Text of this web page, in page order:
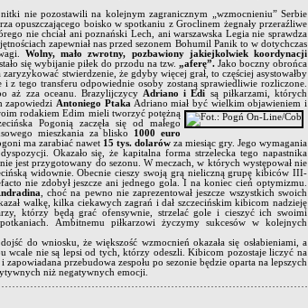
nie pozostawili na kolejnym zagranicznym „wzmocnieniu” Serbie
opuszczającego boisko w spotkaniu z Groclinem żegnały przeraźliwe
nie chciał ani poznański Lech, ani warszawska Legia nie sprawdza
zapewniał nas przed sezonem Bohumil Panik to w dotychczas
Wolny, mało zwrotny, pozbawiony jakiejkolwiek koordynacji
się wybijanie piłek do przodu na tzw. „aferę”. Jako boczny obrońca
stwierdzenie, że gdyby więcej grał, to częściej asystowałby
z tego transferu odpowiednie osoby zostaną sprawiedliwie rozliczone.
aż zza oceanu. Brazylijczycy Adriano i Edi są piłkarzami, których
zapowiedzi Antoniego Ptaka Adriano miał być wielkim objawieniem i
rodakiemEdim mieli tworzyć potężną
Pogonią zaczęła się od małego
mieszkania za blisko 1000 euro
ma zarabiać nawet 15 tys. dolarów za miesiąc gry. Jego wymagania
Okazało się, że kapitalna forma strzelecka tego napastnika
jest przygotowany do sezonu. W meczach, w których występował nie
widownie. Obecnie cieszy swoją grą nieliczną grupę kibiców III-
nie zdobył jeszcze ani jednego gola. I na koniec cień optymizmu.
, choć na pewno nie zaprezentował jeszcze wszystkich swoich
walkę, kilka ciekawych zagrań i dał szczecińskim kibicom nadzieję
którzy będą grać ofensywnie, strzelać gole i cieszyć ich swoimi
Ambitnemu piłkarzowi życzymy sukcesów w kolejnych
do wniosku, że większość wzmocnień okazała się osłabieniami, a
wcale nie są lepsi od tych, którzy odeszli. Kibicom pozostaje liczyć na
przebudowa zespołu po sezonie będzie oparta na lepszych
niż negatywnych emocji.